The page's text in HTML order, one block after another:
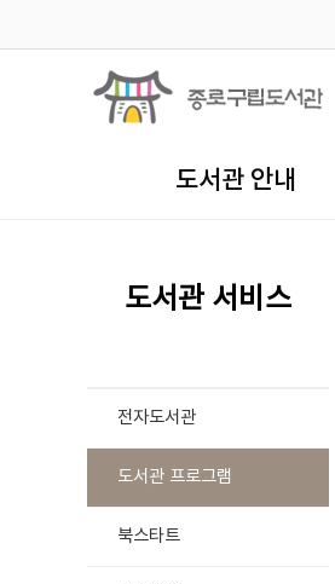
도서관 안내
도서관 서비스
전자도서관
도서관 프로그램
북스타트